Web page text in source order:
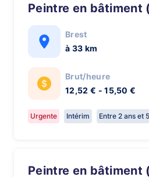
Peintre en bâtiment
Brest
à 33 km
Brut/heure
12,52 € - 15,50 €
Urgente Intérim Entre 2 ans et
Peintre en bâtiment